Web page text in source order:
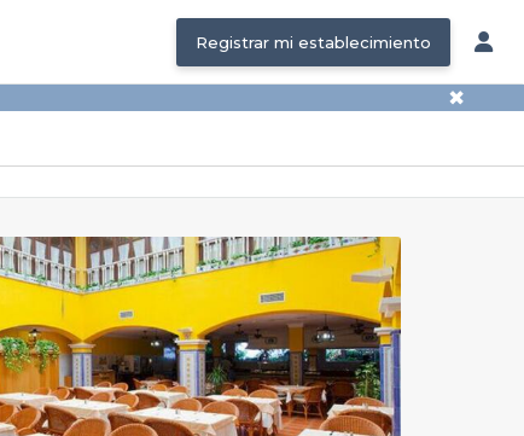
Registrar mi establecimiento
✖